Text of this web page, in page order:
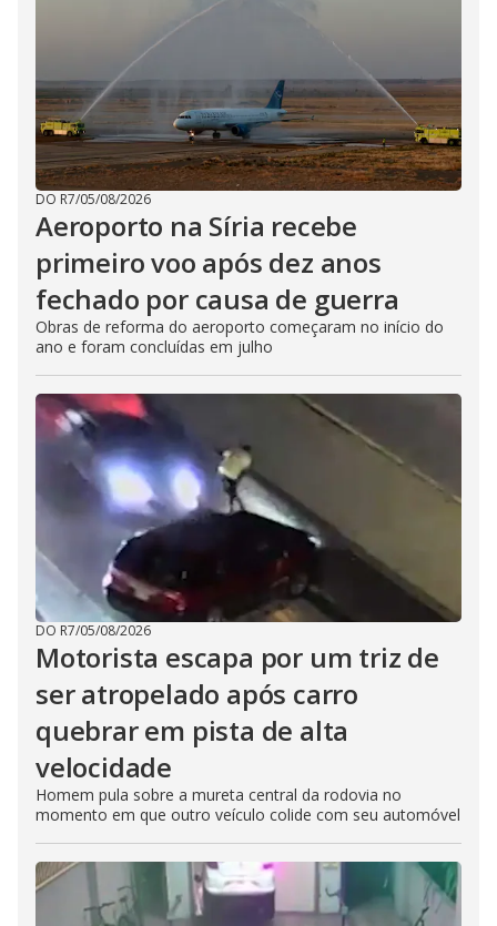
DO R7/05/08/2026
Aeroporto na Síria recebe
primeiro voo após dez anos
fechado por causa de guerra
Obras de reforma do aeroporto começaram no início do
ano e foram concluídas em julho
DO R7/05/08/2026
Motorista escapa por um triz de
ser atropelado após carro
quebrar em pista de alta
velocidade
Homem pula sobre a mureta central da rodovia no
momento em que outro veículo colide com seu automóvel